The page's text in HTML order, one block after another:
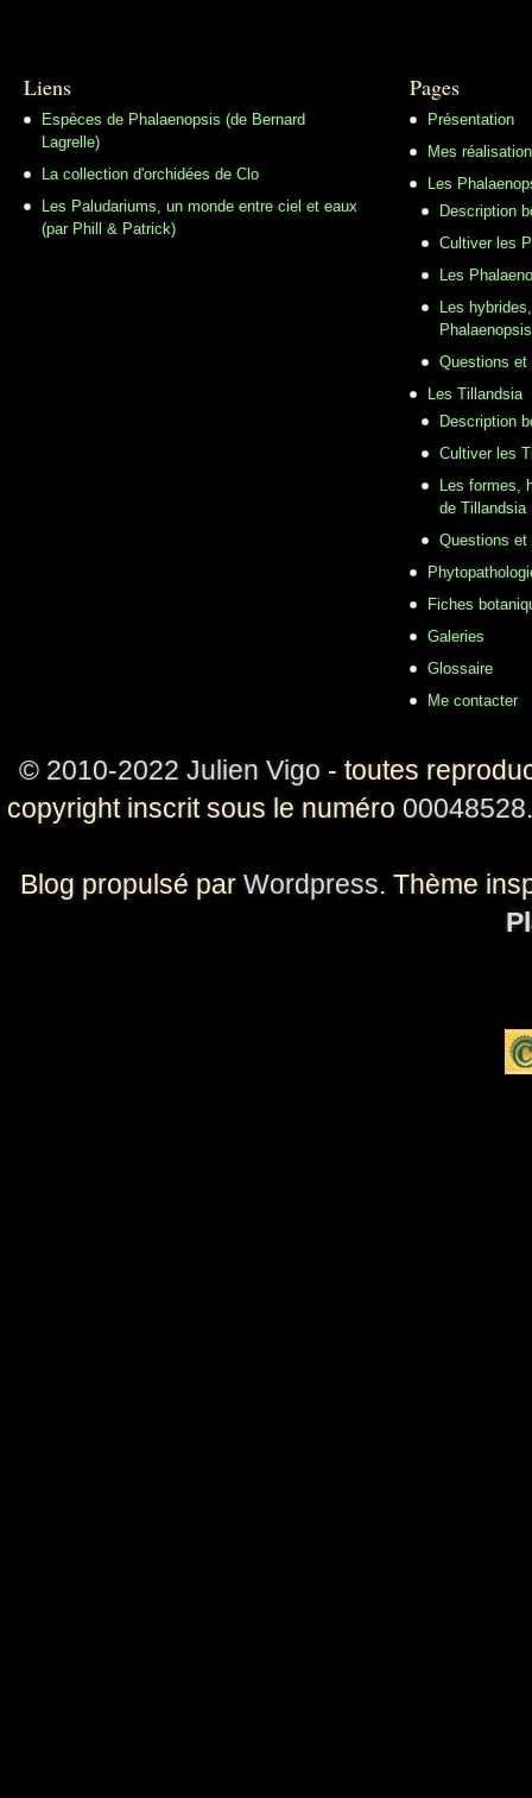
Liens
Espèces de Phalaenopsis (de Bernard
Lagrelle)
La collection d'orchidées de Clo
Les Paludariums, un monde entre ciel et eaux
(par Phill & Patrick)
Pages
Présentation
Mes
Les
Description
Cultiver les
Les
Les
Phalaenopsis
Questions et
Les Tillandsia
Description
Cultiver les
Les formes,
de Tillandsia
Questions et
Fiches
Galeries
Glossaire
Me contacter
© 2010-2022 Julien Vigo - toutes
copyright inscrit sous le numéro 00048528
Blog propulsé par Wordpress. Thème